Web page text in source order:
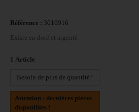
Référence : 3010916
Existe en doré et argenté
1 Article
Besoin de plus de quantité?
Attention : dernières pièces
disponibles !